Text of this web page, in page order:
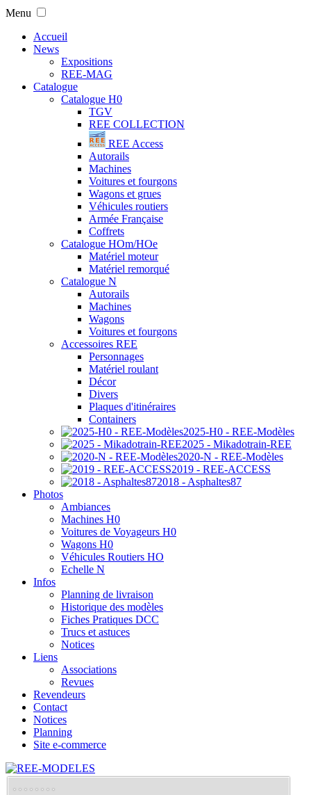
Menu
Accueil
News
Expositions
REE-MAG
Catalogue
Catalogue H0
TGV
REE COLLECTION
REE Access
Autorails
Machines
Voitures et fourgons
Wagons et grues
Véhicules routiers
Armée Française
Coffrets
Catalogue HOm/HOe
Matériel moteur
Matériel remorqué
Catalogue N
Autorails
Machines
Wagons
Voitures et fourgons
Accessoires REE
Personnages
Matériel roulant
Décor
Divers
Plaques d'itinéraires
Containers
2025-H0 - REE-Modèles
2025 - Mikadotrain-REE
2020-N - REE-Modèles
2019 - REE-ACCESS
2018 - Asphaltes87
Photos
Ambiances
Machines H0
Voitures de Voyageurs H0
Wagons H0
Véhicules Routiers HO
Echelle N
Infos
Planning de livraison
Historique des modèles
Fiches Pratiques DCC
Trucs et astuces
Notices
Liens
Associations
Revues
Revendeurs
Contact
Notices
Planning
Site e-commerce